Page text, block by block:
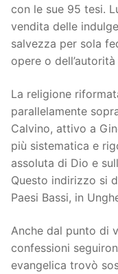
con le sue 95 tesi.
vendita delle
salvezza per sola
opere o
La religione
parallelamente
Calvino, attivo a
più sistematica e
assoluta di Dio e
Questo indirizzo si
Paesi Bassi, in
Anche dal punto di
confessioni
evangelica trovò